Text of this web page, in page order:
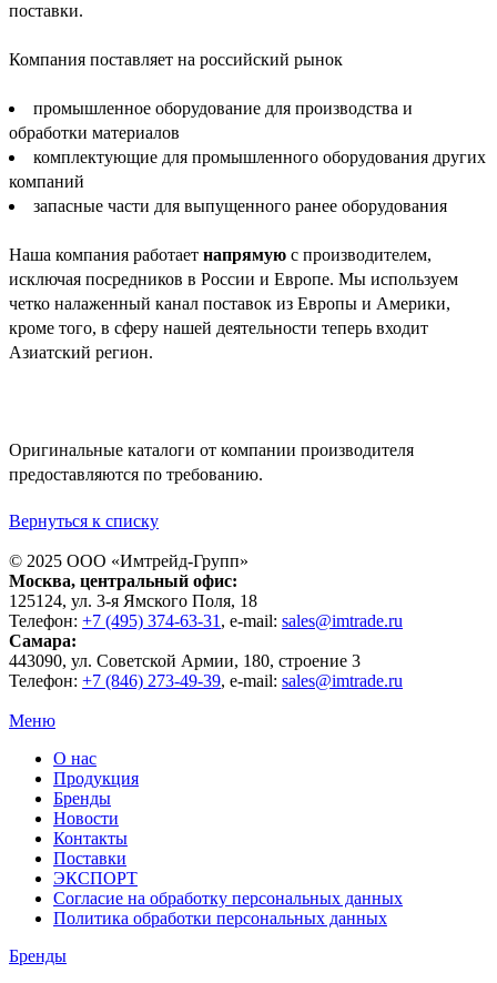
поставки.
Компания поставляет на российский рынок
промышленное оборудование для производства и
обработки материалов
комплектующие для промышленного оборудования других
компаний
запасные части для выпущенного ранее оборудования
Наша компания работает напрямую с производителем,
исключая посредников в России и Европе. Мы используем
четко налаженный канал поставок из Европы и Америки,
кроме того, в сферу нашей деятельности теперь входит
Азиатский регион.
Оригинальные каталоги от компании производителя
предоставляются по требованию.
Вернуться к списку
© 2025 ООО «Имтрейд-Групп»
Москва, центральный офис:
125124, ул. 3-я Ямского Поля, 18
Телефон: +7 (495) 374-63-31 , e-mail: sales@imtrade.ru
Самара:
443090, ул. Советской Армии, 180, строение 3
Телефон: +7 (846) 273-49-39, e-mail: sales@imtrade.ru
Меню
О нас
Продукция
Бренды
Новости
Контакты
Поставки
ЭКСПОРТ
Согласие на обработку персональных данных
Политика обработки персональных данных
Бренды